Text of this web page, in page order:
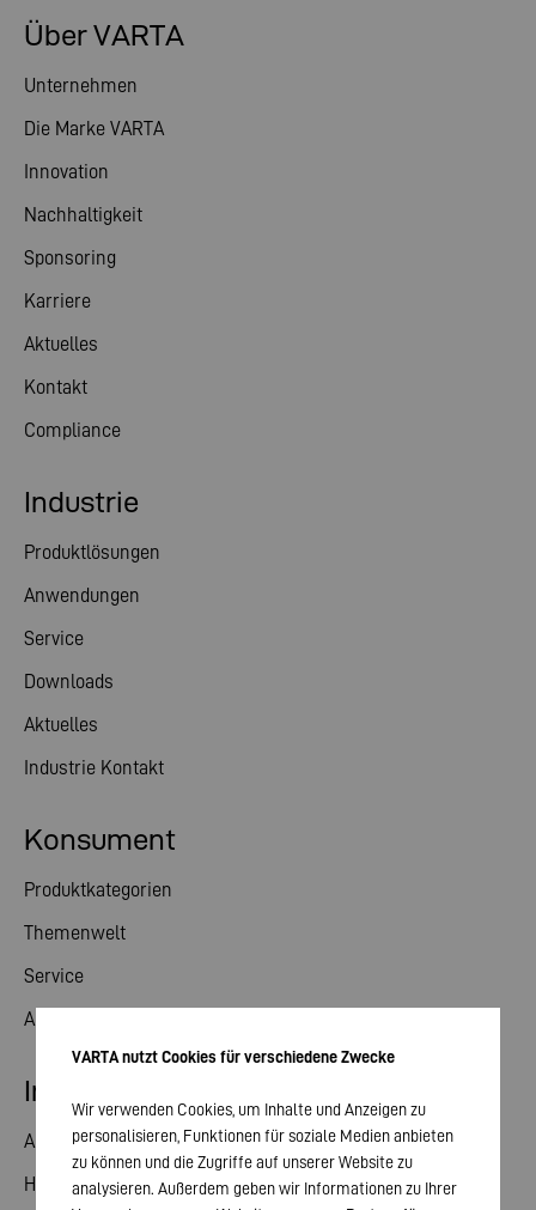
Über VARTA
Unternehmen
Die Marke VARTA
Innovation
Nachhaltigkeit
Sponsoring
Karriere
Aktuelles
Kontakt
Compliance
Konsument
Produktkategorien
Themenwelt
Service
Aktuelles
Industrie
Produktlösungen
Anwendungen
Service
Downloads
Aktuelles
Industrie Kontakt
Investor Relations
Aktie
Hauptversammlung
VARTA nutzt Cookies für verschiedene Zwecke
Wir verwenden Cookies, um Inhalte und Anzeigen zu
personalisieren, Funktionen für soziale Medien anbieten
zu können und die Zugriffe auf unserer Website zu
analysieren. Außerdem geben wir Informationen zu Ihrer